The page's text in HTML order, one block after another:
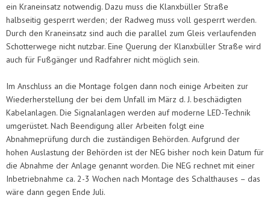
ein Kraneinsatz notwendig. Dazu muss die Klanxbüller Straße
halbseitig gesperrt werden; der Radweg muss voll gesperrt werden.
Durch den Kraneinsatz sind auch die parallel zum Gleis verlaufenden
Schotterwege nicht nutzbar. Eine Querung der Klanxbüller Straße wird
auch für Fußgänger und Radfahrer nicht möglich sein.
Im Anschluss an die Montage folgen dann noch einige Arbeiten zur
Wiederherstellung der bei dem Unfall im März d. J. beschädigten
Kabelanlagen. Die Signalanlagen werden auf moderne LED-Technik
umgerüstet. Nach Beendigung aller Arbeiten folgt eine
Abnahmeprüfung durch die zuständigen Behörden. Aufgrund der
hohen Auslastung der Behörden ist der NEG bisher noch kein Datum für
die Abnahme der Anlage genannt worden. Die NEG rechnet mit einer
Inbetriebnahme ca. 2-3 Wochen nach Montage des Schalthauses – das
wäre dann gegen Ende Juli.